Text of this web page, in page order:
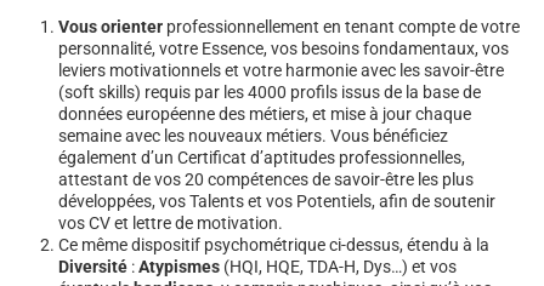
Vous orienter professionnellement en tenant compte de votre
personnalité, votre Essence, vos besoins fondamentaux, vos
leviers motivationnels et votre harmonie avec les savoir-être
(soft skills) requis par les 4000 profils issus de la base de
données européenne des métiers, et mise à jour chaque
semaine avec les nouveaux métiers. Vous bénéficiez
également d’un Certificat d’aptitudes professionnelles,
attestant de vos 20 compétences de savoir-être les plus
développées, vos Talents et vos Potentiels, afin de soutenir
vos CV et lettre de motivation.
Ce même dispositif psychométrique ci-dessus, étendu à la
Diversité :Atypismes (HQI, HQE, TDA-H, Dys…) et vos